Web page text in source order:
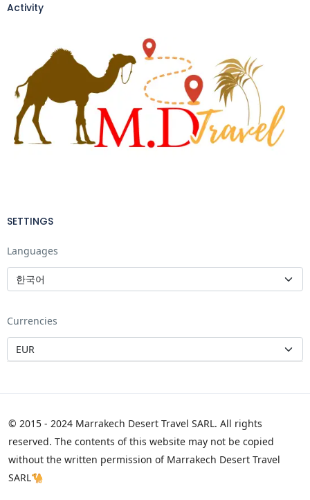
Activity
SETTINGS
Languages
Currencies
© 2015 - 2024 Marrakech Desert Travel SARL. All rights
reserved. The contents of this website may not be copied
without the written permission of Marrakech Desert Travel
SARL🐪